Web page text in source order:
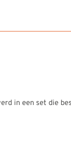
in een set die